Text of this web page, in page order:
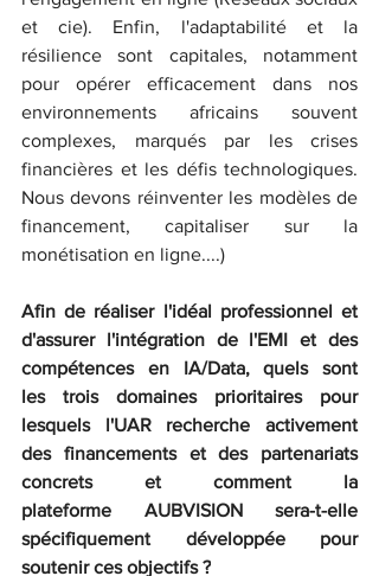
et cie). Enfin, l'adaptabilité et la
résilience sont capitales, notamment
pour opérer efficacement dans nos
environnements africains souvent
complexes, marqués par les crises
financières et les défis technologiques.
Nous devons réinventer les modèles de
financement, capitaliser sur la
monétisation en ligne....)
Afin de réaliser l'idéal professionnel et
d'assurer l'intégration de l'EMI et des
compétences en IA/Data, quels sont
les trois domaines prioritaires pour
lesquels l'UAR recherche activement
des financements et des partenariats
concrets et comment la
plateforme AUBVISION sera-t-elle
spécifiquement développée pour
soutenir ces objectifs ?